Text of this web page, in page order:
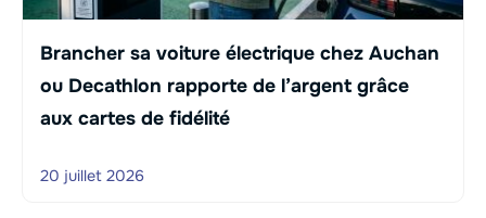
Brancher sa voiture électrique chez Auchan
ou Decathlon rapporte de l’argent grâce
aux cartes de fidélité
20 juillet 2026